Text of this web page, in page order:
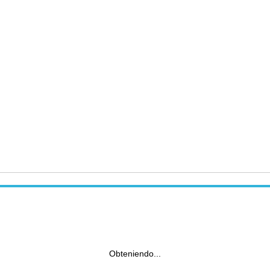
Obteniendo...